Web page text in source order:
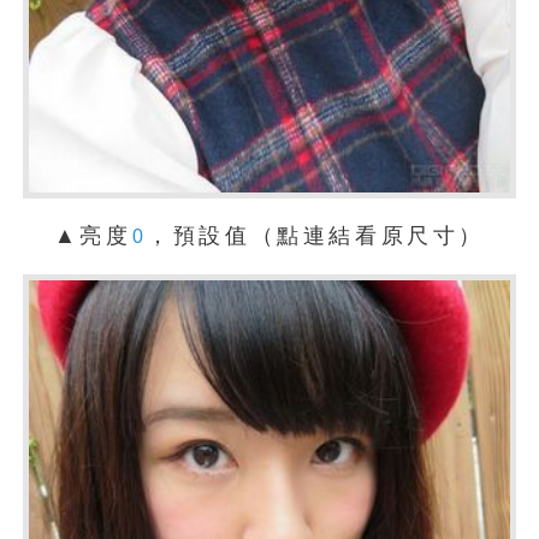
▲亮度 0 ，預設值（點連結看原尺寸）